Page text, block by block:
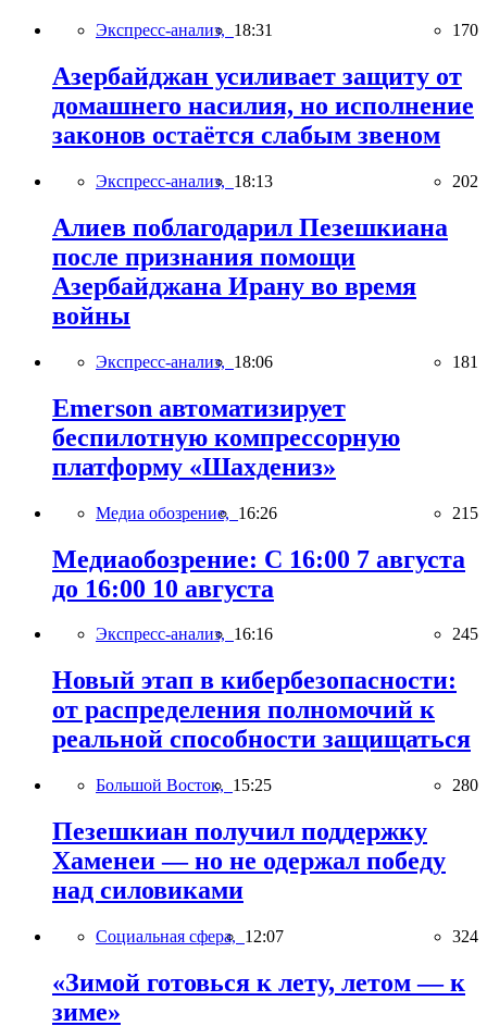
Экспресс-анализ, 18:31 170
Азербайджан усиливает защиту от
домашнего насилия, но исполнение
законов остаётся слабым звеном
Экспресс-анализ, 18:13 202
Алиев поблагодарил Пезешкиана
после признания помощи
Азербайджана Ирану во время
войны
Экспресс-анализ, 18:06 181
Emerson автоматизирует
беспилотную компрессорную
платформу «Шахдениз»
Медиа обозрение, 16:26 215
Медиаобозрение: С 16:00 7 августа
до 16:00 10 августа
Экспресс-анализ, 16:16 245
Новый этап в кибербезопасности:
от распределения полномочий к
реальной способности защищаться
Большой Восток, 15:25 280
Пезешкиан получил поддержку
Хаменеи — но не одержал победу
над силовиками
Социальная сфера, 12:07 324
«Зимой готовься к лету, летом — к
зиме»